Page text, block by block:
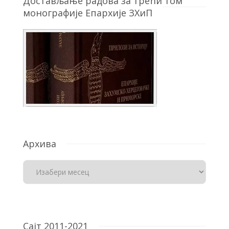
монографије Епархије ЗХиП
Архива
Сајт 2011-2021